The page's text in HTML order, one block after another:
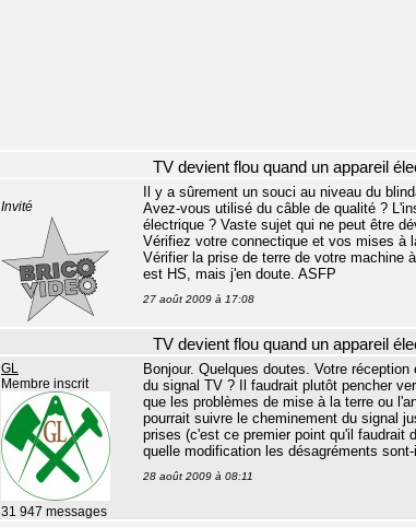
TV devient flou quand un appareil
Invité
Il y a sûrement un souci au niveau du
Avez-vous utilisé du câble de qualité ?
électrique ? Vaste sujet qui ne peut être
Vérifiez votre connectique et vos mises à
Vérifier la prise de terre de votre machine
est HS, mais j'en doute. ASFP
27 août 2009 à 17:08
TV devient flou quand un appareil
GL
Membre inscrit
31 947 messages
Bonjour. Quelques doutes. Votre
du signal TV ? Il faudrait plutôt pencher
que les problèmes de mise à la terre ou
pourrait suivre le cheminement du signal
prises (c'est ce premier point qu'il faudrait
quelle modification les désagréments
28 août 2009 à 08:11